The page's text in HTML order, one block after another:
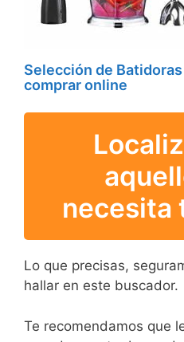
Selección de
comprar online
necesita
Lo que precisas,
hallar en este buscador.
Te recomendamos que